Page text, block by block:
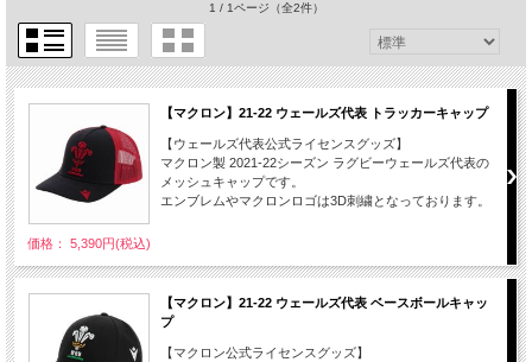
1 / 1ページ （全2件）
【マクロン】21-22 ウェールズ代表 トラッカーキャップ
【ウェールズ代表公式ライセンスグッズ】
マクロン製 2021-22シーズン ラグビーウェールズ代表の
メッシュキャップです。
エンブレムやマクロンロゴは3D刺繍となっております。
価格： 5,390円(税込)
【マクロン】21-22 ウェールズ代表 ベースボールキャッ
プ
【マクロン公式ライセンスグッズ】